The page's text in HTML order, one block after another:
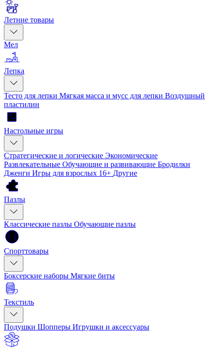
Летние товары
Мел
Лепка
Тесто для лепки Мягкая масса и мусс для лепки Воздушный
пластилин
Настольные игры
Стратегические и логические Экономические
Развлекательные Обучающие и развивающие Бродилки
Дженги Игры для взрослых 16+ Другие
Пазлы
Классические пазлы Обучающие пазлы
Спорттовары
Боксерские наборы Мягкие биты
Текстиль
Подушки Шопперы Игрушки и аксессуары